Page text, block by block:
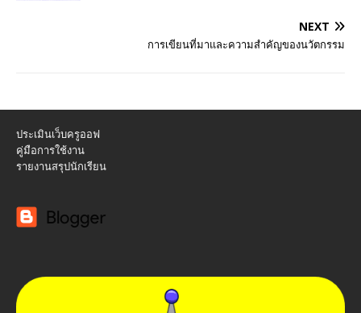
NEXT
การเขียนที่มาและความสำคัญของนวัตกรรม
ประเมินเว็บครูออฟ
คู่มือการใช้งาน
รายงานสรุปนักเรียน